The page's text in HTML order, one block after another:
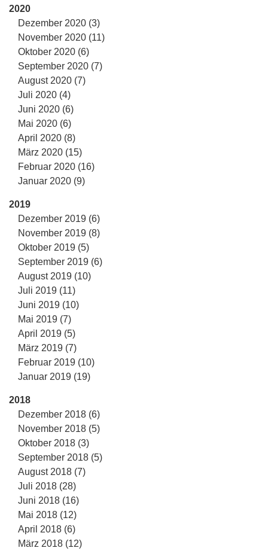
2020
Dezember 2020 (3)
November 2020 (11)
Oktober 2020 (6)
September 2020 (7)
August 2020 (7)
Juli 2020 (4)
Juni 2020 (6)
Mai 2020 (6)
April 2020 (8)
März 2020 (15)
Februar 2020 (16)
Januar 2020 (9)
2019
Dezember 2019 (6)
November 2019 (8)
Oktober 2019 (5)
September 2019 (6)
August 2019 (10)
Juli 2019 (11)
Juni 2019 (10)
Mai 2019 (7)
April 2019 (5)
März 2019 (7)
Februar 2019 (10)
Januar 2019 (19)
2018
Dezember 2018 (6)
November 2018 (5)
Oktober 2018 (3)
September 2018 (5)
August 2018 (7)
Juli 2018 (28)
Juni 2018 (16)
Mai 2018 (12)
April 2018 (6)
März 2018 (12)